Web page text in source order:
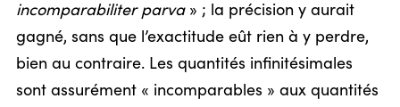
incomparabiliter parva» ; la précision y aurait
gagné, sans que l’exactitude eût rien à y perdre,
bien au contraire. Les quantités infinitésimales
sont assurément « incomparables » aux quantités